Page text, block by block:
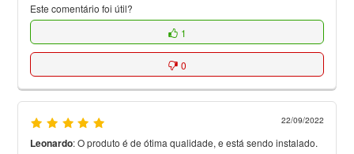
Este comentário foi útil?
1
0
22/09/2022
Leonardo:O produto é de ótima qualidade, e está sendo instalado.